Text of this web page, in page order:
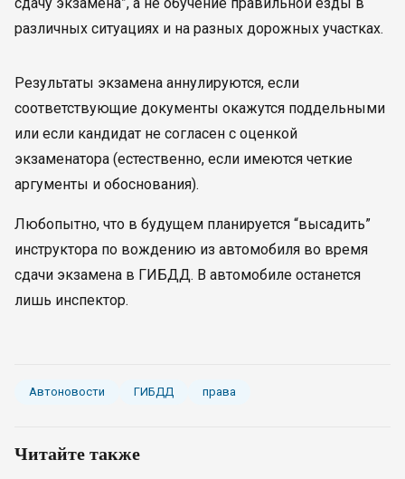
различных ситуациях и на разных дорожных участках.
Результаты экзамена аннулируются, если
соответствующие документы окажутся поддельными
или если кандидат не согласен с оценкой
экзаменатора (естественно, если имеются четкие
аргументы и обоснования).
Любопытно, что в будущем планируется “высадить”
инструктора по вождению из автомобиля во время
сдачи экзамена в ГИБДД. В автомобиле останется
лишь инспектор.
Автоновости ГИБДД права
Читайте также